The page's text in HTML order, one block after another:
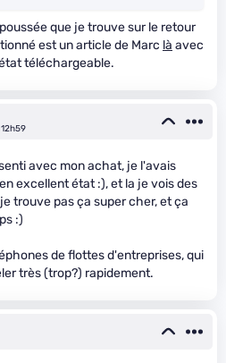
que je trouve sur le retour
est un article de Marc là avec
téléchargeable.
avec mon achat, je l'avais
excellent état :), et la je vois des
trouve pas ça super cher, et ça
:)
de flottes d'entreprises, qui
très (trop?) rapidement.